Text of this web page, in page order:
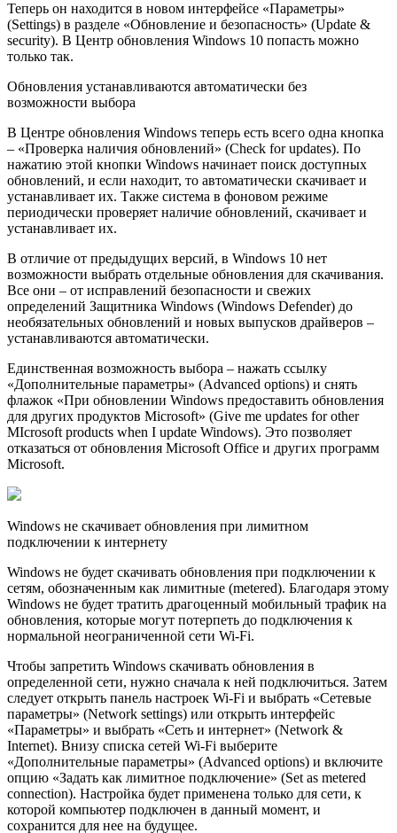
Теперь он находится в новом интерфейсе «Параметры»
(Settings) в разделе «Обновление и безопасность» (Update &
security). В Центр обновления Windows 10 попасть можно
только так.
Обновления устанавливаются автоматически без
возможности выбора
В Центре обновления Windows теперь есть всего одна кнопка
– «Проверка наличия обновлений» (Check for updates). По
нажатию этой кнопки Windows начинает поиск доступных
обновлений, и если находит, то автоматически скачивает и
устанавливает их. Также система в фоновом режиме
периодически проверяет наличие обновлений, скачивает и
устанавливает их.
В отличие от предыдущих версий, в Windows 10 нет
возможности выбрать отдельные обновления для скачивания.
Все они – от исправлений безопасности и свежих
определений Защитника Windows (Windows Defender) до
необязательных обновлений и новых выпусков драйверов –
устанавливаются автоматически.
Единственная возможность выбора – нажать ссылку
«Дополнительные параметры» (Advanced options) и снять
флажок «При обновлении Windows предоставить обновления
для других продуктов Microsoft» (Give me updates for other
MIcrosoft products when I update Windows). Это позволяет
отказаться от обновления Microsoft Office и других программ
Microsoft.
Windows не скачивает обновления при лимитном
подключении к интернету
Windows не будет скачивать обновления при подключении к
сетям, обозначенным как лимитные (metered). Благодаря этому
Windows не будет тратить драгоценный мобильный трафик на
обновления, которые могут потерпеть до подключения к
нормальной неограниченной сети Wi-Fi.
Чтобы запретить Windows скачивать обновления в
определенной сети, нужно сначала к ней подключиться. Затем
следует открыть панель настроек Wi-Fi и выбрать «Сетевые
параметры» (Network settings) или открыть интерфейс
«Параметры» и выбрать «Сеть и интернет» (Network &
Internet). Внизу списка сетей Wi-Fi выберите
«Дополнительные параметры» (Advanced options) и включите
опцию «Задать как лимитное подключение» (Set as metered
connection). Настройка будет применена только для сети, к
которой компьютер подключен в данный момент, и
сохранится для нее на будущее.